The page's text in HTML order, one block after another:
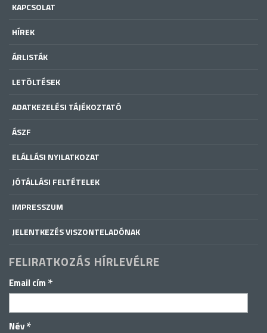
KAPCSOLAT
HÍREK
ÁRLISTÁK
LETÖLTÉSEK
ADATKEZELÉSI TÁJÉKOZTATÓ
ÁSZF
ELÁLLÁSI NYILATKOZAT
JÓTÁLLÁSI FELTÉTELEK
IMPRESSZUM
JELENTKEZÉS VISZONTELADÓNAK
FELIRATKOZÁS HÍRLEVÉLRE
Email cím *
Név*